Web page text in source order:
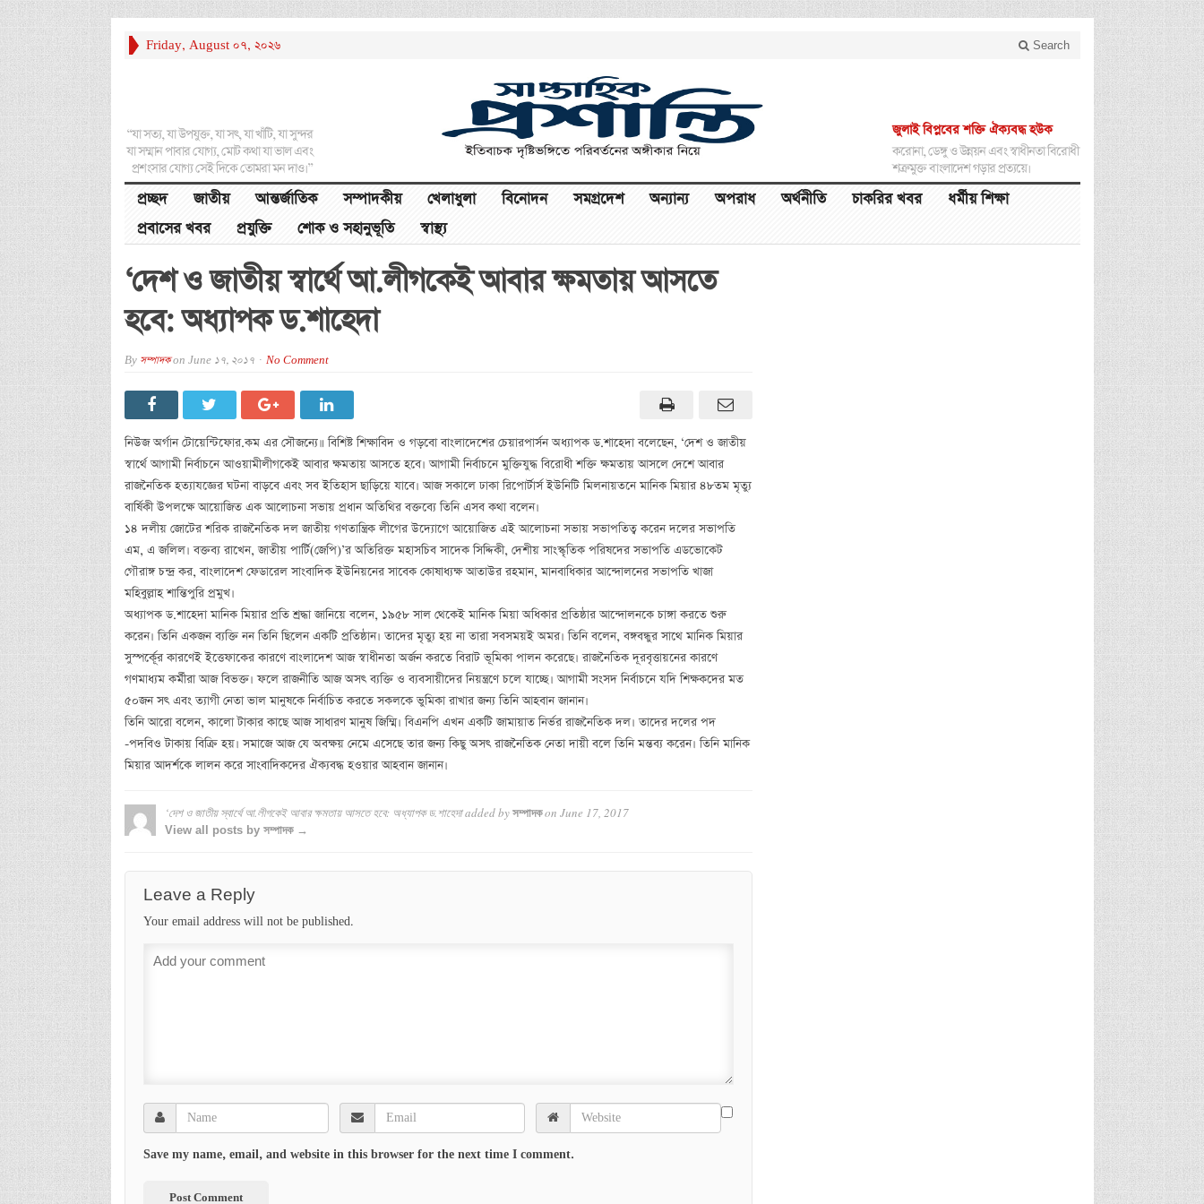
Friday, August 07, 2026 Search
“যা সত্য, যা উপযুক্ত, যা সৎ, যা খাঁটি, যা সুন্দর
যা সম্মান পাবার যোগ্য, মোট কথা যা ভাল এবং
প্রশংসার যোগ্য সেই দিকে তোমরা মন দাও।”
জুলাই বিপ্লবের শক্তি ঐক্যবদ্ধ হউক
করোনা, ডেঙ্গু ও উন্নয়ন এবং স্বাধীনতা বিরোধী
শত্রুমুক্ত বাংলাদেশ গড়ার প্রত্যয়ে।
প্রচ্ছদ জাতীয় আন্তর্জাতিক সম্পাদকীয় খেলাধুলা বিনোদন সমগ্রদেশ অন্যান্য অপরাধ অর্থনীতি চাকরির খবর
ধর্মীয় শিক্ষা
প্রবাসের খবর
প্রযুক্তি শোক ও সহানুভূতি স্বাস্থ্য
‘দেশ ও জাতীয় স্বার্থে আ.লীগকেই আবার ক্ষমতায় আসতে
হবে: অধ্যাপক ড.শাহেদা
By সম্পাদকon June 17, 2017 No Comment
নিউজ অর্গান টোয়েন্টিফোর.কম এর সৌজন্যে॥ বিশিষ্ট শিক্ষাবিদ ও গড়বো বাংলাদেশের চেয়ারপার্সন অধ্যাপক ড.শাহেদা বলেছেন, ‘দেশ ও জাতীয়
স্বার্থে আগামী নির্বাচনে আওয়ামীলীগকেই আবার ক্ষমতায় আসতে হবে। আগামী নির্বাচনে মুক্তিযুদ্ধ বিরোধী শক্তি ক্ষমতায় আসলে দেশে আবার
রাজনৈতিক হত্যাযজ্ঞের ঘটনা বাড়বে এবং সব ইতিহাস ছাড়িয়ে যাবে। আজ সকালে ঢাকা রিপোর্টার্স ইউনিটি মিলনায়তনে মানিক মিয়ার ৪৮তম মৃত্যু
বার্ষিকী উপলক্ষে আয়োজিত এক আলোচনা সভায় প্রধান অতিথির বক্তব্যে তিনি এসব কথা বলেন।
১৪ দলীয় জোটের শরিক রাজনৈতিক দল জাতীয় গণতান্ত্রিক লীগের উদ্যোগে আয়োজিত এই আলোচনা সভায় সভাপতিত্ব করেন দলের সভাপতি
এম, এ জলিল। বক্তব্য রাখেন, জাতীয় পার্টি(জেপি)’র অতিরিক্ত মহাসচিব সাদেক সিদ্দিকী, দেশীয় সাংস্কৃতিক পরিষদের সভাপতি এডভোকেট
গৌরাঙ্গ চন্দ্র কর, বাংলাদেশ ফেডারেল সাংবাদিক ইউনিয়নের সাবেক কোষাধ্যক্ষ আতাউর রহমান, মানবাধিকার আন্দোলনের সভাপতি খাজা
মহিবুল্লাহ শান্তিপুরি প্রমুখ।
অধ্যাপক ড.শাহেদা মানিক মিয়ার প্রতি শ্রদ্ধা জানিয়ে বলেন, ১৯৫৮ সাল থেকেই মানিক মিয়া অধিকার প্রতিষ্ঠার আন্দোলনকে চাঙ্গা করতে শুরু
করেন। তিনি একজন ব্যক্তি নন তিনি ছিলেন একটি প্রতিষ্ঠান। তাদের মৃত্যু হয় না তারা সবসময়ই অমর। তিনি বলেন, বঙ্গবন্ধুর সাথে মানিক মিয়ার
সুস্পর্কেূর কারণেই ইত্তেফাকের কারণে বাংলাদেশ আজ স্বাধীনতা অর্জন করতে বিরাট ভূমিকা পালন করেছে। রাজনৈতিক দূরবৃত্তায়নের কারণে
গণমাধ্যম কর্মীরা আজ বিভক্ত। ফলে রাজনীতি আজ অসৎ ব্যক্তি ও ব্যবসায়ীদের নিয়ন্ত্রণে চলে যাচ্ছে। আগামী সংসদ নির্বাচনে যদি শিক্ষকদের মত
৫০জন সৎ এবং ত্যাগী নেতা ভাল মানুষকে নির্বাচিত করতে সকলকে ভুমিকা রাখার জন্য তিনি আহবান জানান।
তিনি আরো বলেন, কালো টাকার কাছে আজ সাধারণ মানুষ জিম্মি। বিএনপি এখন একটি জামায়াত নির্ভর রাজনৈতিক দল। তাদের দলের পদ
-পদবিও টাকায় বিক্রি হয়। সমাজে আজ যে অবক্ষয় নেমে এসেছে তার জন্য কিছু অসৎ রাজনৈতিক নেতা দায়ী বলে তিনি মন্তব্য করেন। তিনি মানিক
মিয়ার আদর্শকে লালন করে সাংবাদিকদের ঐক্যবদ্ধ হওয়ার আহবান জানান।
‘দেশ ও জাতীয় স্বার্থে আ.লীগকেই আবার ক্ষমতায় আসতে হবে: অধ্যাপক ড.শাহেদাadded by সম্পাদকon June 17, 2017
View all posts by সম্পাদক →
Leave a Reply
Your email address will not be published.
Save my name, email, and website in this browser for the next time I comment.